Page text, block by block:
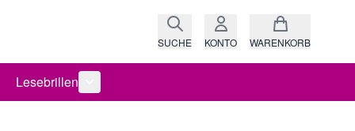
SUCHE KONTO WARENKORB
anzeigen
Raritäten anzeigen
für Kategorie Fassungen anzeigen
Lesebrillen
Untermenü für Kategorie Lesebrillen anzeigen